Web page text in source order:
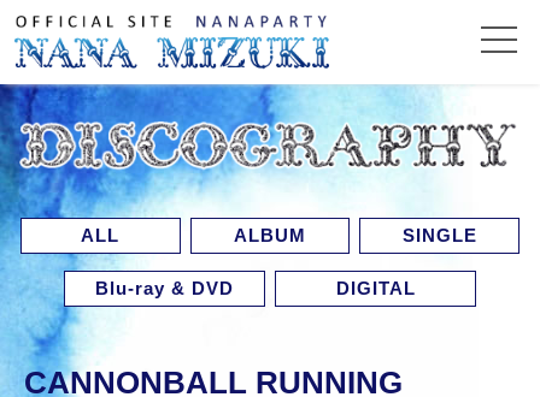
ALL ALBUM SINGLE
Blu-ray & DVD DIGITAL
CANNONBALL RUNNING